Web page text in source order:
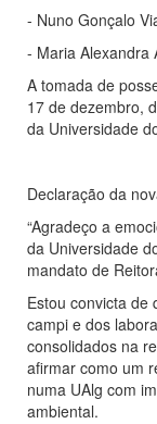
- Nuno Gonçalo
- Maria Alexandra
A tomada de
17 de dezembro,
da Universidade
Declaração da
“Agradeço a
da Universidade
mandato de
Estou convicta de
campi e dos
consolidados na
afirmar como um
numa UAlg com
ambiental.